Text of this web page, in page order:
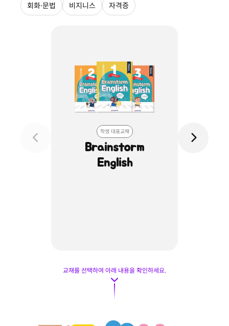
회화·문법 비지니스 자격증
학생 대표교재
Brainstorm
English
교재를 선택하여 아래 내용을 확인하세요.